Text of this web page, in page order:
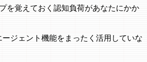
を覚えておく認知負荷があなたにかか
ージェント機能をまったく活用していな